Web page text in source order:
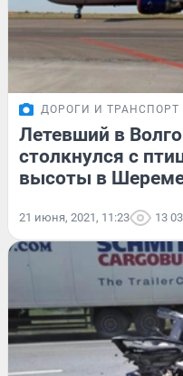
ДОРОГИ И ТРАНСПОРТ
Летевший в
столкнулся с
высоты в
21 июня, 2021, 11:23 13